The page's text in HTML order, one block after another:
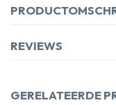
REVIEWS
GERELATEERDE